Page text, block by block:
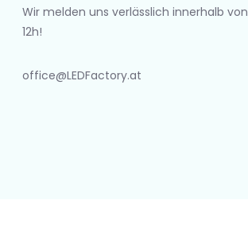
Wir melden uns verlässlich innerhalb von
12h!
office@LEDFactory.at